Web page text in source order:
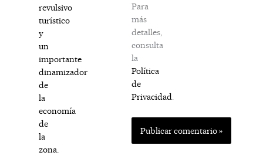
revulsivo
turístico
y
un
importante
dinamizador
de
la
economía
de
la
zona.
Para
más
detalles,
consulta
la
Política
de
Privacidad